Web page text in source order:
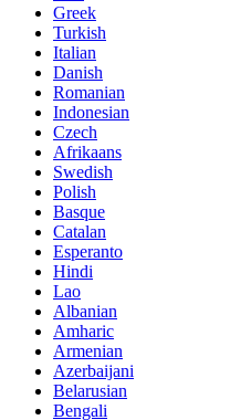
Greek
Turkish
Italian
Danish
Romanian
Indonesian
Czech
Afrikaans
Swedish
Polish
Basque
Catalan
Esperanto
Hindi
Lao
Albanian
Amharic
Armenian
Azerbaijani
Belarusian
Bengali